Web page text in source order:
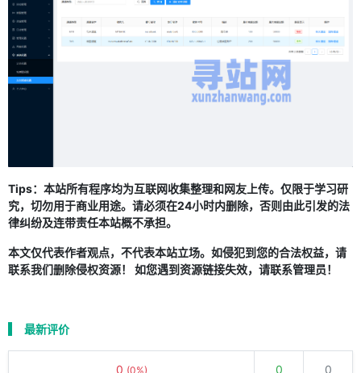
Tips：本站所有程序均为互联网收集整理和网友上传。仅限于学习研
究，切勿用于商业用途。请必须在24小时内删除，否则由此引发的法
律纠纷及连带责任本站概不承担。
本文仅代表作者观点，不代表本站立场。如侵犯到您的合法权益，请
联系我们删除侵权资源！ 如您遇到资源链接失效，请联系管理员！
最新评价
0 (0%) 0 0